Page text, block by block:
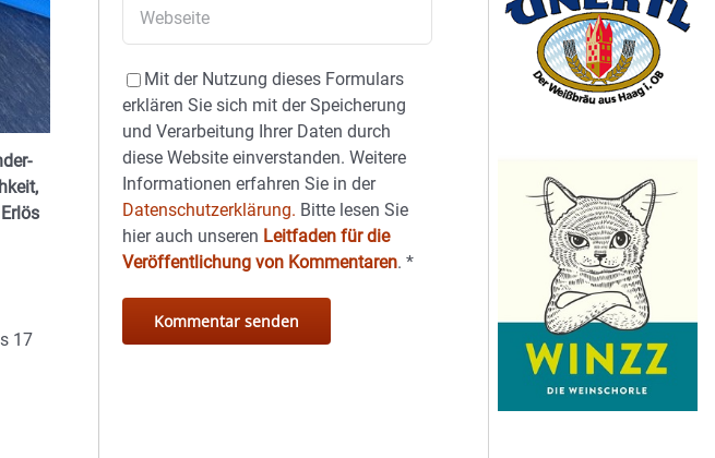
17
Mit der Nutzung dieses Formulars
erklären Sie sich mit der Speicherung
und Verarbeitung Ihrer Daten durch
diese Website einverstanden. Weitere
Informationen erfahren Sie in der
Datenschutzerklärung. Bitte lesen Sie
hier auch unseren Leitfaden für die
Veröffentlichung von Kommentaren.*